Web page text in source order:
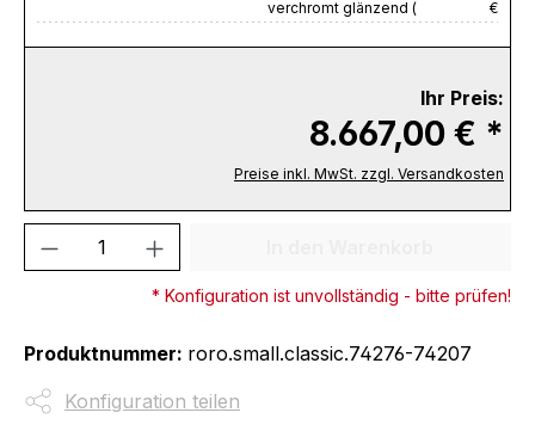
verchromt glänzend (
€
Ihr Preis:
8.667,00 € *
Preise inkl. MwSt. zzgl. Versandkosten
Produkt Anzahl: Gib den
* Konfiguration ist unvollständig - bitte prüfen!
Produktnummer: roro.small.classic.74276-74207
Konfiguration teilen